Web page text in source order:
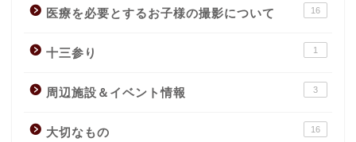
医療を必要とするお子様の撮影について 16
十三参り 1
周辺施設＆イベント情報 3
大切なもの 16